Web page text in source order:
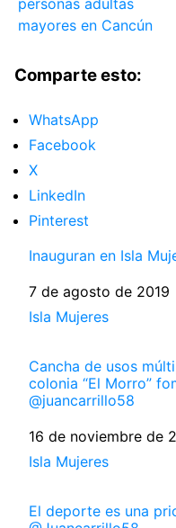
personas adultas
mayores en Cancún
Comparte esto:
WhatsApp
Facebook
X
LinkedIn
Pinterest
Inauguran en Isla
Fecha
7 de agosto de 2019
Respecto a
Isla Mujeres
Cancha de usos
colonia “El Morro”
@juancarrillo58
Fecha
16 de noviembre de
Respecto a
Isla Mujeres
El deporte es una